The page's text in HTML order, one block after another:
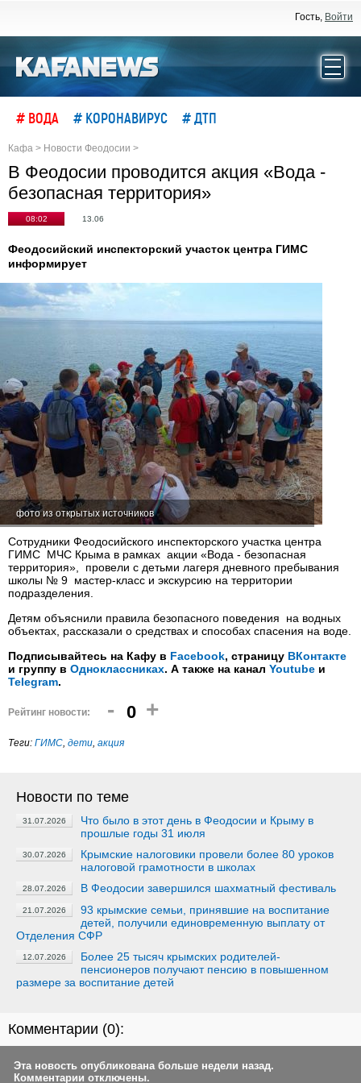
Гость, Войти
# ВОДА # КОРОНАВИРУС # ДТП
Кафа > Новости Феодосии >
В Феодосии проводится акция «Вода -
безопасная территория»
08:02 13.06
Феодосийский инспекторский участок центра ГИМС
информирует
фото из открытых источников
Сотрудники Феодосийского инспекторского участка центра
ГИМС МЧС Крыма в рамках акции «Вода - безопасная
территория», провели с детьми лагеря дневного пребывания
школы № 9 мастер-класс и экскурсию на территории
подразделения.
Детям объяснили правила безопасного поведения на водных
объектах, рассказали о средствах и способах спасения на воде.
Подписывайтесь на Кафу в Facebook, страницу ВКонтакте
и группу в Одноклассниках. А также на канал Youtube и
Telegram.
Рейтинг новости: - 0 +
Теги: ГИМС, дети, акция
Новости по теме
31.07.2026
Что было в этот день в Феодосии и Крыму в
прошлые годы 31 июля
30.07.2026
Крымские налоговики провели более 80 уроков
налоговой грамотности в школах
28.07.2026 В Феодосии завершился шахматный фестиваль
21.07.2026
93 крымские семьи, принявшие на воспитание
детей, получили единовременную выплату от
Отделения СФР
12.07.2026
Более 25 тысяч крымских родителей-
пенсионеров получают пенсию в повышенном
размере за воспитание детей
Комментарии (0):
Эта новость опубликована больше недели назад.
Комментарии отключены.